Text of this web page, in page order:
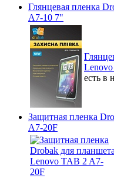
Глянцевая пленка
A7-10 7"
есть в
Защитная пленка
A7-20F